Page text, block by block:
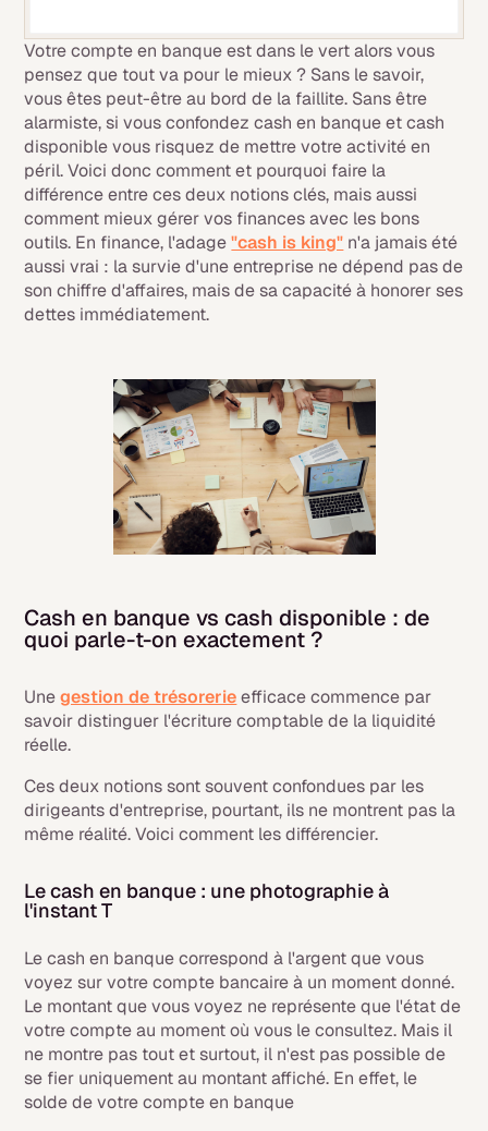
Votre compte en banque est dans le vert alors vous
pensez que tout va pour le mieux ? Sans le savoir,
vous êtes peut-être au bord de la faillite. Sans être
alarmiste, si vous confondez cash en banque et cash
disponible vous risquez de mettre votre activité en
péril. Voici donc comment et pourquoi faire la
différence entre ces deux notions clés, mais aussi
comment mieux gérer vos finances avec les bons
outils. En finance, l'adage"cash is king" n'a jamais été
aussi vrai : la survie d'une entreprise ne dépend pas de
son chiffre d'affaires, mais de sa capacité à honorer ses
dettes immédiatement.
Cash en banque vs cash disponible : de
quoi parle-t-on exactement ?
Unegestion de trésorerieefficace commence par
savoir distinguer l'écriture comptable de la liquidité
réelle.
Ces deux notions sont souvent confondues par les
dirigeants d'entreprise, pourtant, ils ne montrent pas la
même réalité. Voici comment les différencier.
Le cash en banque : une photographie à
l'instant T
Le cash en banque correspond à l'argent que vous
voyez sur votre compte bancaire à un moment donné.
Le montant que vous voyez ne représente que l'état de
votre compte au moment où vous le consultez. Mais il
ne montre pas tout et surtout, il n'est pas possible de
se fier uniquement au montant affiché. En effet, le
solde de votre compte en banque